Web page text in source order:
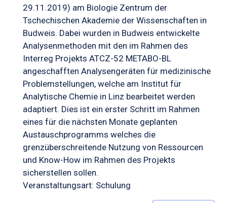
29.11.2019) am Biologie Zentrum der
Tschechischen Akademie der Wissenschaften in
Budweis. Dabei wurden in Budweis entwickelte
Analysenmethoden mit den im Rahmen des
Interreg Projekts ATCZ-52 METABO-BL
angeschafften Analysengeräten für medizinische
Problemstellungen, welche am Institut für
Analytische Chemie in Linz bearbeitet werden
adaptiert. Dies ist ein erster Schritt im Rahmen
eines für die nächsten Monate geplanten
Austauschprogramms welches die
grenzüberschreitende Nutzung von Ressourcen
und Know-How im Rahmen des Projekts
sicherstellen sollen.
Veranstaltungsart: Schulung